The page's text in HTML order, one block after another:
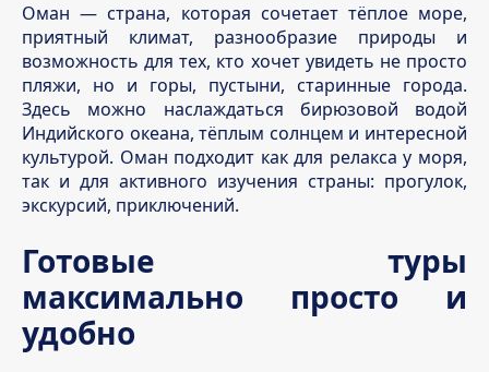
Оман — страна, которая сочетает тёплое море,
приятный климат, разнообразие природы и
возможность для тех, кто хочет увидеть не просто
пляжи, но и горы, пустыни, старинные города.
Здесь можно наслаждаться бирюзовой водой
Индийского океана, тёплым солнцем и интересной
культурой. Оман подходит как для релакса у моря,
так и для активного изучения страны: прогулок,
экскурсий, приключений.
Готовые туры
максимально просто и
удобно